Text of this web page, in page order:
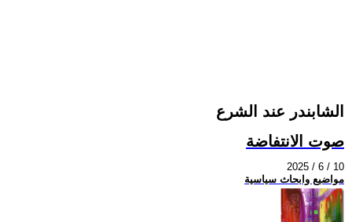
الشابندر عند الشرع
صوت الانتفاضة
2025 / 6 / 10
مواضيع وابحاث سياسية